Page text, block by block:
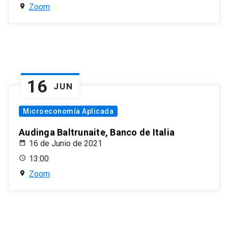
Zoom
16 JUN
Microeconomía Aplicada
Audinga Baltrunaite, Banco de Italia
16 de Junio de 2021
13:00
Zoom